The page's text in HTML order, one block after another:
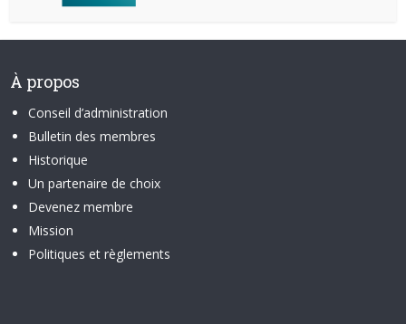
À propos
Conseil d’administration
Bulletin des membres
Historique
Un partenaire de choix
Devenez membre
Mission
Politiques et règlements